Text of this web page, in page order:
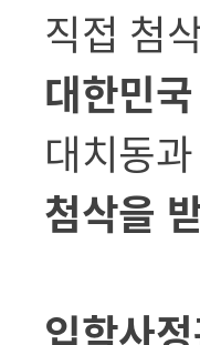
직접 첨
대한민
대치동
첨삭을
입학사